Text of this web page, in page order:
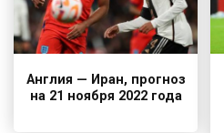
Англия — Иран, прогноз
на 21 ноября 2022 года